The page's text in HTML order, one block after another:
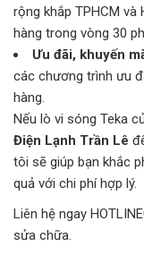
rộng khắp TPHCM
hàng trong vòng 30
Ưu đãi, khuyến
các chương trình ưu
hàng.
Nếu lò vi sóng Teka
Điện Lạnh Trần Lê
tôi sẽ giúp bạn khắc
quả với chi phí hợp lý.
Liên hệ ngay
sửa chữa.